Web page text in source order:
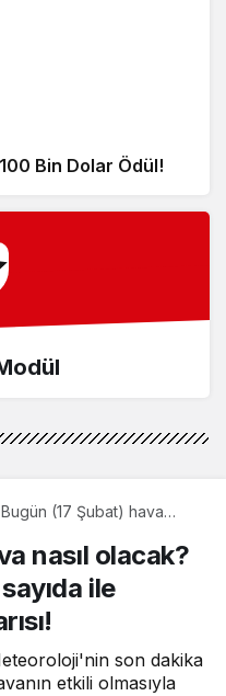
Bin Dolar Ödül!
Bugün (17 Şubat) hava
Meteoroloji’den çok sayıda
ile kuvvetli sağanak uyarısı!
nasıl olacak?
ile
son dakika
etkili olmasıyla